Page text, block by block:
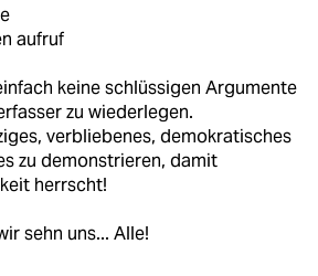
aufruf
keine schlüssigen Argumente
zu wiederlegen.
verbliebenes, demokratisches
zu demonstrieren, damit
herrscht!
sehn uns... Alle!